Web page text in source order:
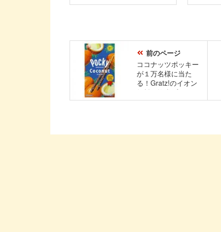
前のページ
ココナッツポッキー
が１万名様に当た
る！Gratz!のイオン
無料引換券プレゼン
トキャンペーン